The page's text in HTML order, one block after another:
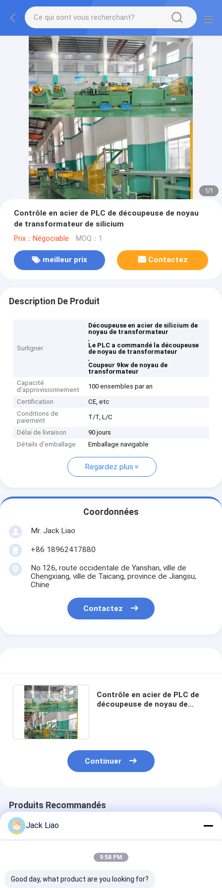
1/1
Contrôle en acier de PLC de découpeuse de noyau
de transformateur de silicium
Prix：Négociable MOQ：1
meilleur prix Contactez
Description De Produit
Surligner
Découpeuse en acier de silicium de
noyau de transformateur
,
Le PLC a commandé la découpeuse
de noyau de transformateur
,
Coupeur 9kw de noyau de
transformateur
Capacité
d'approvisionnement
100 ensembles par an
Certification
CE, etc
Conditions de
paiement
T/T, L/C
Délai de livraison
90 jours
Détails d'emballage
Emballage navigable
Regardez plus
Coordonnées
Mr. Jack Liao
+86 18962417880
No.126, route occidentale de Yanshan, ville de
Chengxiang, ville de Taicang, province de Jiangsu,
Chine
Contactez
Contrôle en acier de PLC de
découpeuse de noyau de
Continuer
Produits Recommandés
Jack Liao
9:58 PM
Good day, what product are you looking for?